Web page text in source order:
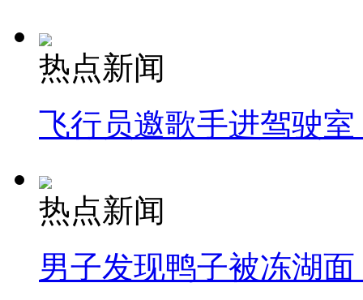
热点新闻
飞行员邀歌手进驾驶
热点新闻
男子发现鸭子被冻湖